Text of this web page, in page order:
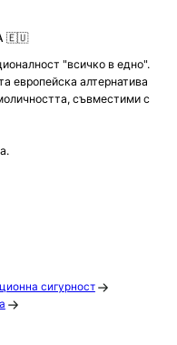
🇪🇺
"всичко в едно".
европейска алтернатива
съвместими с
сигурност